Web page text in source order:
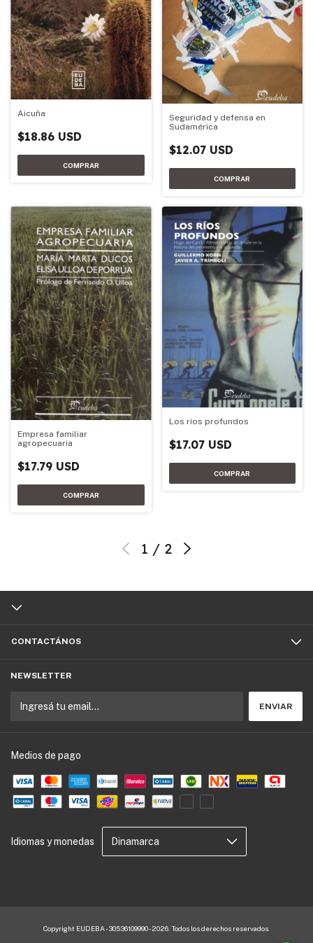
Aicuña
$18.86 USD
Seguridad y defensa en
Sudamérica
$12.07 USD
Empresa familiar
agropecuaria
$17.79 USD
Los ríos profundos
$17.07 USD
1 / 2
CONTACTÁNOS
NEWSLETTER
Medios de pago
Idiomas y monedas
Copyright EUDEBA - 30536109990 - 2026. Todos los derechos reservados.